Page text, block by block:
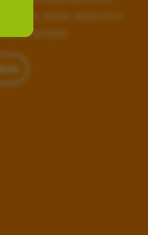
fruta, pizza, pipocas e
diversões.